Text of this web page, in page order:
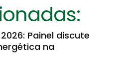
Painel discute
na